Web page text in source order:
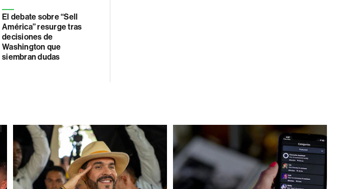
El debate sobre “Sell
América” resurge tras
decisiones de
Washington que
siembran dudas